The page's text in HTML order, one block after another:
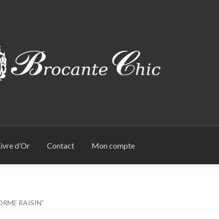
d’Or Contact Mon compte
RAISIN”